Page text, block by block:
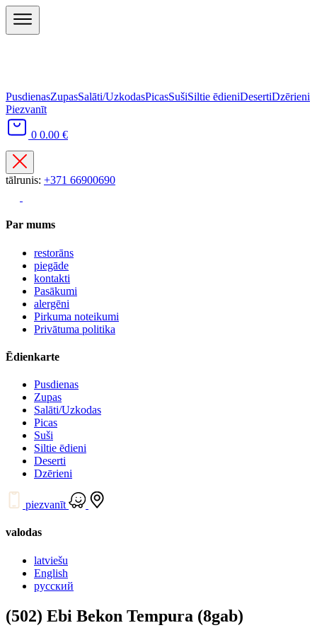
PusdienasZupasSalāti/UzkodasPicasSušiSiltie ēdieniDesertiDzērieni
Piezvanīt
0 0.00 €
tālrunis: +371 66900690
Par mums
restorāns
piegāde
kontakti
Pasākumi
alergēni
Pirkuma noteikumi
Privātuma politika
Ēdienkarte
Pusdienas
Zupas
Salāti/Uzkodas
Picas
Suši
Siltie ēdieni
Deserti
Dzērieni
piezvanīt
valodas
latviešu
English
русский
(502) Ebi Bekon Tempura (8gab)